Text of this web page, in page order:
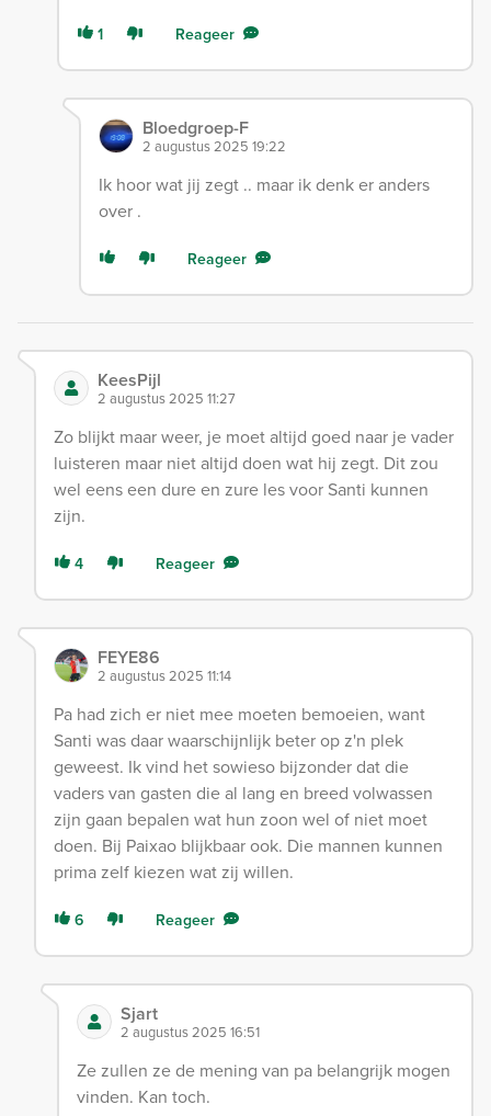
1 Reageer
Bloedgroep-F
2 augustus 2025 19:22
Ik hoor wat jij zegt .. maar ik denk er anders
over .
Reageer
KeesPijl
2 augustus 2025 11:27
Zo blijkt maar weer, je moet altijd goed naar je vader
luisteren maar niet altijd doen wat hij zegt. Dit zou
wel eens een dure en zure les voor Santi kunnen
zijn.
4 Reageer
FEYE86
2 augustus 2025 11:14
Pa had zich er niet mee moeten bemoeien, want
Santi was daar waarschijnlijk beter op z'n plek
geweest. Ik vind het sowieso bijzonder dat die
vaders van gasten die al lang en breed volwassen
zijn gaan bepalen wat hun zoon wel of niet moet
doen. Bij Paixao blijkbaar ook. Die mannen kunnen
prima zelf kiezen wat zij willen.
6 Reageer
Sjart
2 augustus 2025 16:51
Ze zullen ze de mening van pa belangrijk mogen
vinden. Kan toch.